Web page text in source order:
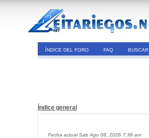
ÍNDICE DEL FORO FAQ BUSCAR
Índice general
Fecha actual Sab Ago 08, 2026 7:38 am